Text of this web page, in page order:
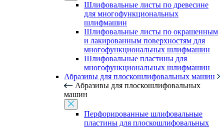
Шлифовальные листы по древесине
для многофункциональных
шлифмашин
Шлифовальные листы по окрашенным
и лакированным поверхностям для
многофункциональных шлифмашин
Шлифовальные пластины для
многофункциональных шлифмашин
Абразивы для плоскошлифовальных машин
Абразивы для плоскошлифовальных
машин
Перфорированные шлифовальные
пластины для плоскошлифовальных